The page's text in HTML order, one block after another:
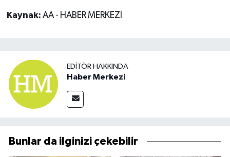
Kaynak: AA - HABER MERKEZİ
EDITÖR HAKKINDA
Haber Merkezi
Bunlar da ilginizi çekebilir